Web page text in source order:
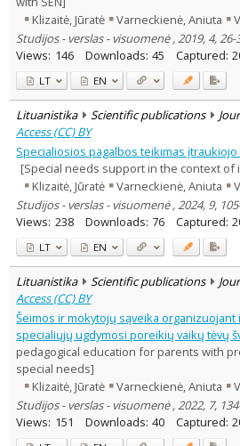
Klizaitė, Jūratė
Varneckienė, Aniuta
Studijos - verslas - visuomenė , 2019, 4, 26-
Views: 146 Downloads: 45 Captured:
LT EN
Lituanistika Scientific publications
Access (CC) BY
Specialiosios pagalbos teikimas
[Special needs support in the context of
Klizaitė, Jūratė
Varneckienė, Aniuta
Studijos - verslas - visuomenė , 2024, 9,
Views: 238 Downloads: 76 Captured:
LT EN
Lituanistika Scientific publications
Access (CC) BY
Šeimos ir mokytojų sąveika organizuojant
specialiųjų ugdymosi poreikių vaikų tėvų
pedagogical education for parents with
special needs]
Klizaitė, Jūratė
Varneckienė, Aniuta
Studijos - verslas - visuomenė , 2022, 7,
Views: 151 Downloads: 40 Captured: